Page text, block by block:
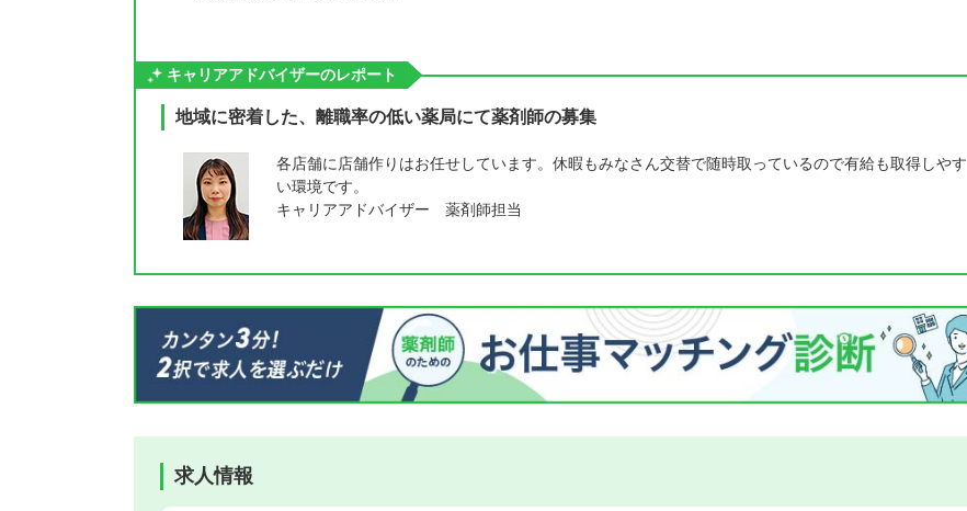
キャリアアドバイザーのレポート
地域に密着した、離職率の低い薬局にて薬剤師の募集
各店舗に店舗作りはお任せしています。休暇もみなさん交替で随時取っているので有給も取得しやす
い環境です。
キャリアアドバイザー 薬剤師担当
求人情報